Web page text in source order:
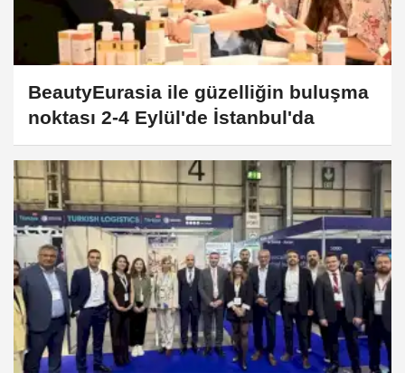
BeautyEurasia ile güzelliğin buluşma
noktası 2-4 Eylül'de İstanbul'da